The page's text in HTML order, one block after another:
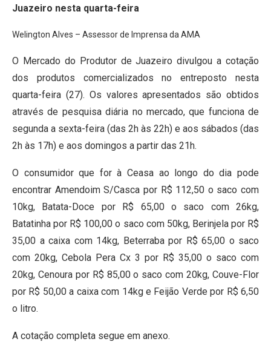
Juazeiro nesta quarta-feira
Welington Alves – Assessor de Imprensa da AMA
O Mercado do Produtor de Juazeiro divulgou a cotação
dos produtos comercializados no entreposto nesta
quarta-feira (27). Os valores apresentados são obtidos
através de pesquisa diária no mercado, que funciona de
segunda a sexta-feira (das 2h às 22h) e aos sábados (das
2h às 17h) e aos domingos a partir das 21h.
O consumidor que for à Ceasa ao longo do dia pode
encontrar Amendoim S/Casca por R$ 112,50 o saco com
10kg, Batata-Doce por R$ 65,00 o saco com 26kg,
Batatinha por R$ 100,00 o saco com 50kg, Berinjela por R$
35,00 a caixa com 14kg, Beterraba por R$ 65,00 o saco
com 20kg, Cebola Pera Cx 3 por R$ 35,00 o saco com
20kg, Cenoura por R$ 85,00 o saco com 20kg, Couve-Flor
por R$ 50,00 a caixa com 14kg e Feijão Verde por R$ 6,50
o litro.
A cotação completa segue em anexo.